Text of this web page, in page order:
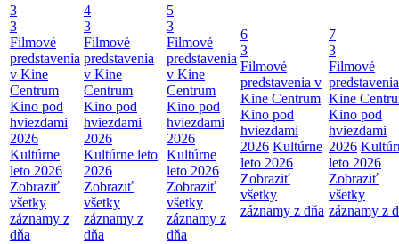
3
3
Filmové
predstavenia
v Kine
Centrum
Kino pod
hviezdami
2026
Kultúrne
leto 2026
Zobraziť
všetky
záznamy z
dňa
4
3
Filmové
predstavenia
v Kine
Centrum
Kino pod
hviezdami
2026
Kultúrne leto
2026
Zobraziť
všetky
záznamy z
dňa
5
3
Filmové
predstavenia
v Kine
Centrum
Kino pod
hviezdami
2026
Kultúrne
leto 2026
Zobraziť
všetky
záznamy z
dňa
6
3
Filmové
predstavenia v
Kine Centrum
Kino pod
hviezdami
2026 Kultúrne
leto 2026
Zobraziť
všetky
záznamy z dňa
7
3
Filmové
Kine
Kino pod
hviezdami
2026
leto 2026
Zobraziť
všetky
záznamy z